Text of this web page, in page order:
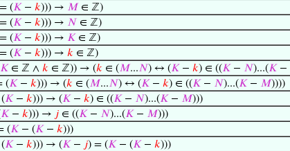
= (𝐾 − 𝑘))) → 𝑀 ∈ ℤ)
= (𝐾 − 𝑘))) → 𝑁 ∈ ℤ)
= (𝐾 − 𝑘))) → 𝐾 ∈ ℤ)
= (𝐾 − 𝑘))) → 𝑘 ∈ ℤ)
𝐾 ∈ ℤ ∧ 𝑘 ∈ ℤ)) → (𝑘 ∈ (𝑀...𝑁) ↔ (𝐾 − 𝑘) ∈ ((𝐾 − 𝑁)...(𝐾 −
(𝐾 − 𝑘))) → (𝑘 ∈ (𝑀...𝑁) ↔ (𝐾 − 𝑘) ∈ ((𝐾 − 𝑁)...(𝐾 − 𝑀))))
𝐾 − 𝑘))) → (𝐾 − 𝑘) ∈ ((𝐾 − 𝑁)...(𝐾 − 𝑀)))
𝐾 − 𝑘))) → 𝑗 ∈ ((𝐾 − 𝑁)...(𝐾 − 𝑀)))
(𝐾 − (𝐾 − 𝑘)))
𝐾 − 𝑘))) → (𝐾 − 𝑗) = (𝐾 − (𝐾 − 𝑘)))